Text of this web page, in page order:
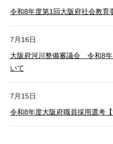
令和8年度第1回大阪府社会教育
7月16日
大阪府河川整備審議会 令和8
いて
7月15日
令和8年度大阪府職員採用選考